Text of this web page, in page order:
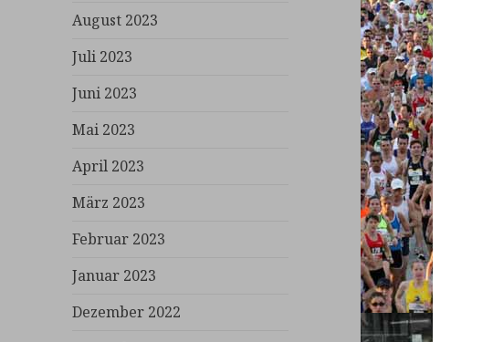
August 2023
Juli 2023
Juni 2023
Mai 2023
April 2023
März 2023
Februar 2023
Januar 2023
Dezember 2022